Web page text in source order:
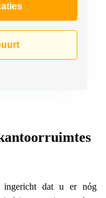
ingericht dat u er nóg